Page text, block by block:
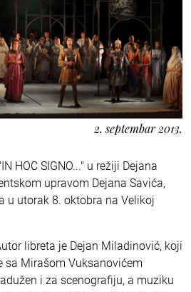
2. septembar 2013.
HOC SIGNO..." u režiji Dejana
upravom Dejana Savića,
u utorak 8. oktobra na Velikoj
libreta je Dejan Miladinović, koji
sa Mirašom Vuksanovićem
i za scenografiju, a muziku